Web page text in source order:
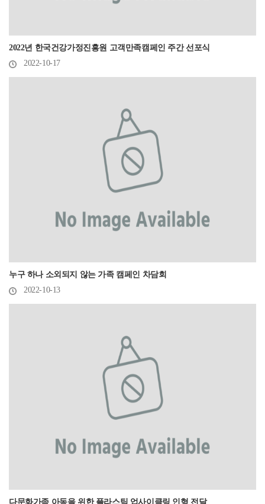
2022년 한국건강가정진흥원 고객만족캠페인 주간 선포식
2022-10-17
누구 하나 소외되지 않는 가족 캠페인 차담회
2022-10-13
다문화가족 아동을 위한 플라스틱 업사이클링 인형 전달